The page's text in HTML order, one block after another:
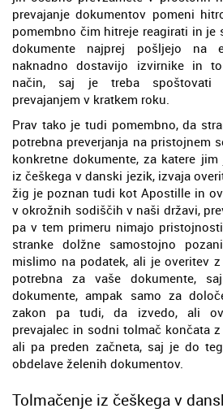
prevajanje dokumentov pomeni
pomembno čim hitreje reagirati in je
dokumente najprej pošljejo na
naknadno dostavijo izvirnike in
način, saj je treba spoštovati
prevajanjem v kratkem roku.
Prav tako je tudi pomembno, da
potrebna preverjanja na pristojnem
konkretne dokumente, za katere
iz češkega v danski jezik, izvaja
žig je poznan tudi kot Apostille in
v okrožnih sodiščih v naši državi,
pa v tem primeru nimajo
stranke dolžne samostojno
mislimo na podatek, ali je overitev
potrebna za vaše dokumente,
dokumente, ampak samo za
zakon pa tudi, da izvedo, ali
prevajalec in sodni tolmač končata
ali pa preden začneta, saj je do
obdelave želenih dokumentov.
Tolmačenje iz češkega v